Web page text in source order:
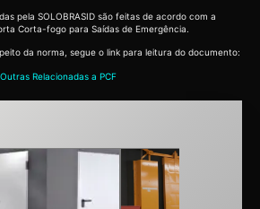
pela SOLOBRASID são feitas de acordo com a
Corta-fogo para Saídas de Emergência.
da norma, segue o link para leitura do documento:
Relacionadas a PCF